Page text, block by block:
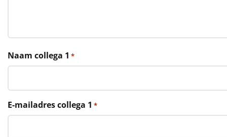
Rituals
Mannen
Naam collega 1 *
E-mailadres collega 1 *